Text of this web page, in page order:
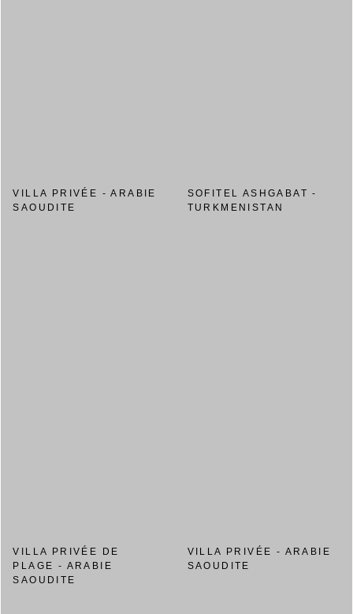
VILLA PRIVÉE - ARABIE
SAOUDITE
SOFITEL ASHGABAT -
TURKMENISTAN
VILLA PRIVÉE DE
PLAGE - ARABIE
SAOUDITE
VILLA PRIVÉE - ARABIE
SAOUDITE